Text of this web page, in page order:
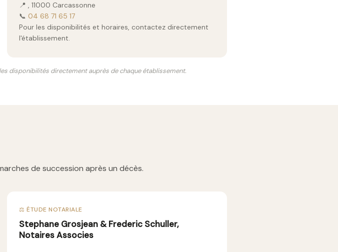
📍 , 11000 Carcassonne
📞 04 68 71 65 17
Pour les disponibilités et horaires, contactez directement
l'établissement.
disponibilités directement auprès de chaque établissement.
de succession après un décès.
⚖️ ÉTUDE NOTARIALE
Stephane Grosjean & Frederic Schuller,
Notaires Associes